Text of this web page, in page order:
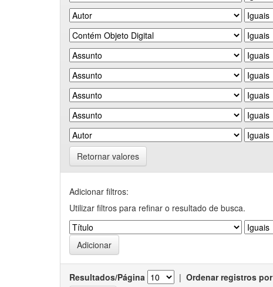
Retornar valores
Adicionar filtros:
Utilizar filtros para refinar o resultado de busca.
Resultados/Página | Ordenar registros por